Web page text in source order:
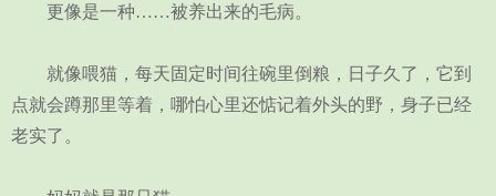
更像是一种……被养出来的毛病。
就像喂猫，每天固定时间往碗里倒粮，日子久了，它到
点就会蹲那里等着，哪怕心里还惦记着外头的野，身子已经
老实了。